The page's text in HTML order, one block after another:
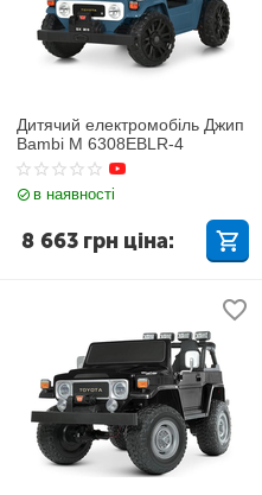
Дитячий електромобіль Джип
Bambi M 6308EBLR-4
в наявності
8 663 грн ціна: